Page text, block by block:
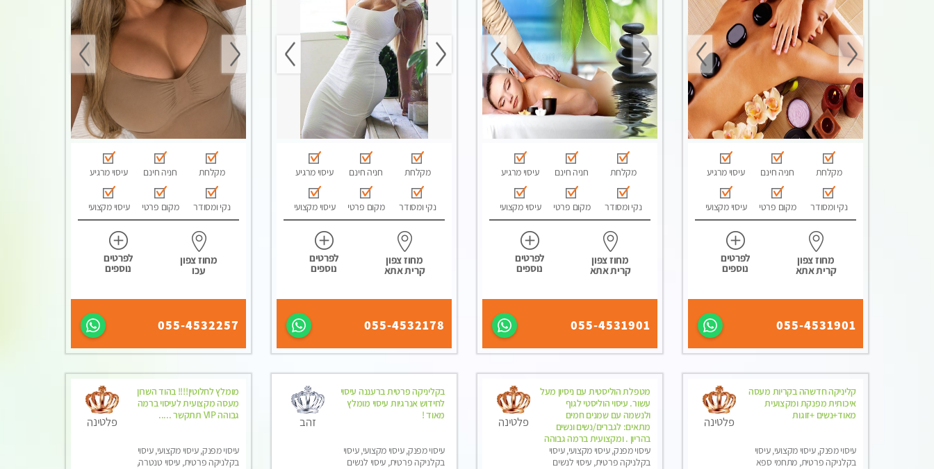
מקלחת חניה חינם עיסוי מרגיע
נקי ומסודר מקום פרטי עיסוי מקצועי
מחוז צפון
קרית אתא
לפרטים
נוספים
055-4531901
מקלחת חניה חינם עיסוי מרגיע
נקי ומסודר מקום פרטי עיסוי מקצועי
מחוז צפון
קרית אתא
לפרטים
נוספים
055-4531901
מקלחת חניה חינם עיסוי מרגיע
נקי ומסודר מקום פרטי עיסוי מקצועי
מחוז צפון
קרית אתא
לפרטים
נוספים
055-4532178
מקלחת חניה חינם עיסוי מרגיע
נקי ומסודר מקום פרטי עיסוי מקצועי
מחוז צפון
עכו
לפרטים
נוספים
055-4532257
קליניקה חדשהה בקריות מעסה
איכותית מפנקת ומקצועית
מאוד+נשים +זוגות
עיסוי מפנק, עיסוי מקצועי, עיסוי
בקלניקה פרטית, מתחמי ספא
פלטינה
מטפלת הוליסטית עם ניסיון מעל
עשור. עיסוי הוליסטי לגוף
ולנשמה עם שמנים חמים
מתאים: לגברים/נשים ונשים
בהריון . ומקצועית ברמה גבוהה
עיסוי מפנק, עיסוי מקצועי, עיסוי
בקלניקה פרטית, עיסוי לנשים
פלטינה
בקליניקה פרטית ברעננה עיסוי
לחידוש אנרגיות עיסוי מומלץ
מאוד !
עיסוי מפנק, עיסוי מקצועי, עיסוי
בקלניקה פרטית, עיסוי לנשים
זהב
מומלץ לחלוטין!!!! בהוד השרון
מעסה מקצועית לעיסוי ברמה
גבוהה VIP תתקשר .....
עיסוי מפנק, עיסוי מקצועי, עיסוי
בקלניקה פרטית, עיסוי טנטרה,
פלטינה